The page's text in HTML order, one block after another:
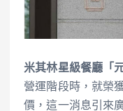
米其林星級餐廳「
營運階段時，就榮
價，這一消息引來